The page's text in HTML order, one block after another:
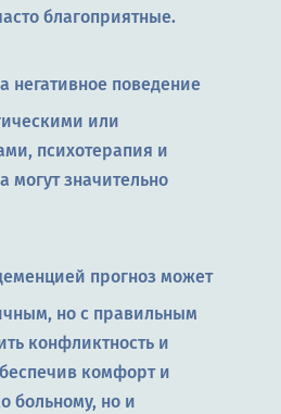
благоприятные.
негативное поведение
или
психотерапия и
могут значительно
прогноз может
но с правильным
конфликтность и
комфорт и
больному, но и